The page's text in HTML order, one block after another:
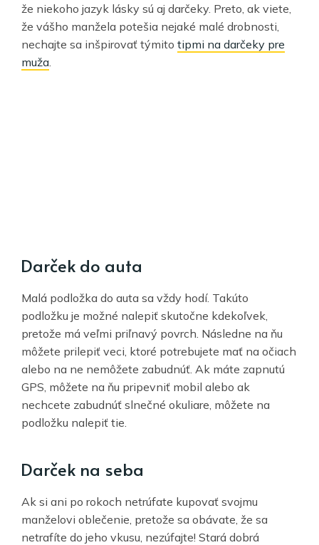
že niekoho jazyk lásky sú aj darčeky. Preto, ak viete,
že vášho manžela potešia nejaké malé drobnosti,
nechajte sa inšpirovať týmito tipmi na darčeky pre
muža
Darček do auta
Malá podložka do auta sa vždy hodí. Takúto
podložku je možné nalepiť skutočne kdekoľvek,
pretože má veľmi priľnavý povrch. Následne na ňu
môžete prilepiť veci, ktoré potrebujete mať na očiach
alebo na ne nemôžete zabudnúť. Ak máte zapnutú
GPS, môžete na ňu pripevniť mobil alebo ak
nechcete zabudnúť slnečné okuliare, môžete na
podložku nalepiť tie.
Darček na seba
Ak si ani po rokoch netrúfate kupovať svojmu
manželovi oblečenie, pretože sa obávate, že sa
netrafíte do jeho vkusu, nezúfajte! Stará dobrá